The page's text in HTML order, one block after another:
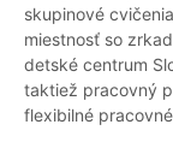
skupinové
miestnosť so
detské centrum
taktiež pracovný
flexibilné